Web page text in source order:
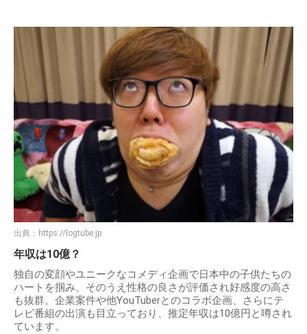
出典： https://logtube.jp
年収は10億？
独自の変顔やユニークなコメディ企画で日本中の子供たちの
ハートを掴み、そのうえ性格の良さが評価され好感度の高さ
も抜群。企業案件や他YouTuberとのコラボ企画、さらにテ
レビ番組の出演も目立っており、推定年収は10億円と噂され
ています。